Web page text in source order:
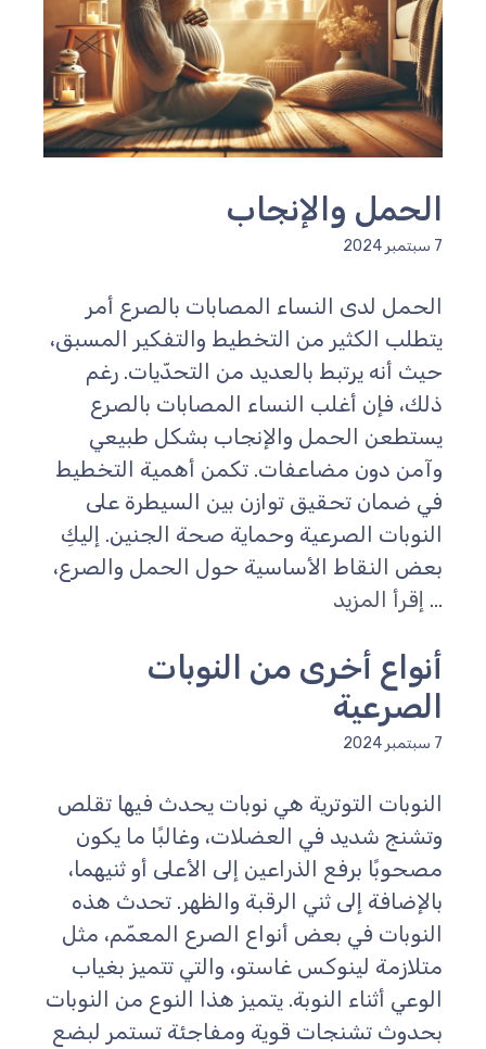
والإنجاب
لدى النساء المصابات بالصرع أمر
الكثير من التخطيط والتفكير المسبق،
أنه يرتبط بالعديد من التحدّيات. رغم
فإن أغلب النساء المصابات بالصرع
الحمل والإنجاب بشكل طبيعي
دون مضاعفات. تكمن أهمية التخطيط
ضمان تحقيق توازن بين السيطرة على
الصرعية وحماية صحة الجنين. إليكِ
النقاط الأساسية حول الحمل والصرع،
إقرأ المزيد
أخرى من النوبات
التوترية هي نوبات يحدث فيها تقلص
شديد في العضلات، وغالبًا ما يكون
برفع الذراعين إلى الأعلى أو ثنيهما،
إلى ثني الرقبة والظهر. تحدث هذه
في بعض أنواع الصرع المعمّم، مثل
لينوكس غاستو، والتي تتميز بغياب
أثناء النوبة. يتميز هذا النوع من النوبات
تشنجات قوية ومفاجئة تستمر لبضع